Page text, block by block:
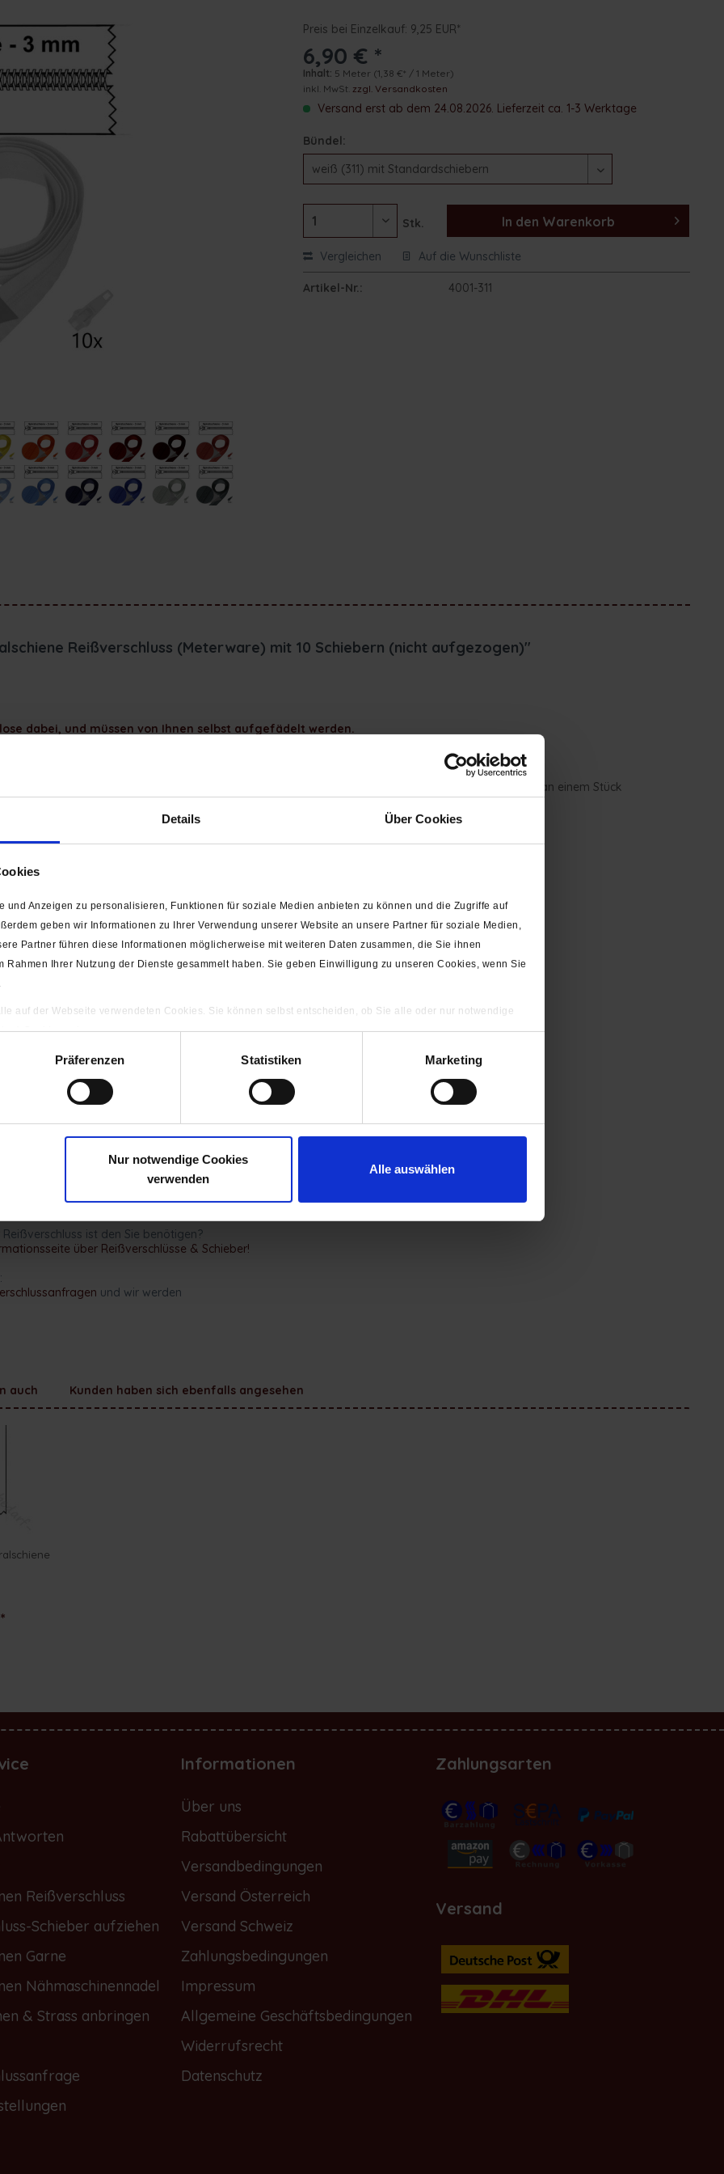
Details Über Cookies
und Anzeigen zu personalisieren, Funktionen für soziale Medien anbieten zu können und die Zugriffe auf
geben wir Informationen zu Ihrer Verwendung unserer Website an unsere Partner für soziale Medien,
Partner führen diese Informationen möglicherweise mit weiteren Daten zusammen, die Sie ihnen
Rahmen Ihrer Nutzung der Dienste gesammelt haben. Sie geben Einwilligung zu unseren Cookies, wenn Sie
auf der Webseite verwendeten Cookies. Sie können selbst entscheiden, ob Sie alle oder nur notwendige
Cookies zulassen.
Präferenzen Statistiken Marketing
Nur notwendige Cookies
verwenden
Alle auswählen
Preis bei Einzelkauf: 9,25 EUR*
6,90 € *
Inhalt: 5 Meter (1,38 €* / 1 Meter)
inkl. MwSt.zzgl. Versandkosten
Versand erst ab dem 24.08.2026. Lieferzeit ca. 1-3 Werktage
Bündel:
Stk. In den Warenkorb
Vergleichen Auf die Wunschliste
Artikel-Nr.: 4001-311
Reißverschluss (Meterware) mit 10 Schiebern (nicht aufgezogen)"
dabei, und müssen von Ihnen selbst aufgefädelt werden.
Sie mehr als 1 x Stück kaufen, werden diese
geliefert. Wenn Sie mehr als 5 Meter an einem Stück
das ausfädeln des Schiebers verhindern.
von der Abbildung leicht abweichen!
ist den Sie benötigen?
über Reißverschlüsse & Schieber!
und wir werden
auch Kunden haben sich ebenfalls angesehen
Reißverschluss
Schieber aufziehen
Garne
Nähmaschinennadel
& Strass anbringen
Informationen
Über uns
Rabattübersicht
Versandbedingungen
Versand Österreich
Versand Schweiz
Zahlungsbedingungen
Impressum
Allgemeine Geschäftsbedingungen
Widerrufsrecht
Datenschutz
Zahlungsarten
Versand